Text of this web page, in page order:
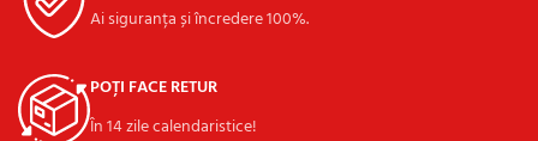
Ai siguranța și încredere 100%.
POȚI FACE RETUR
În 14 zile calendaristice!